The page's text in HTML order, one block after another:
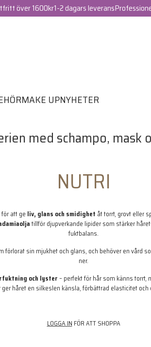
över 1600kr1-2 dagars leverans
MAKE UPNYHETER
NUTRI
för att ge liv, glans och smidighet åt torrt, grovt eller
tillför djupverkande lipider som stärker
fuktbalans.
förlorat sin mjukhet och glans, och behöver en vård
ner.
och lyster– perfekt för hår som känns torrt,
håret en silkeslen känsla, förbättrad elasticitet
LOGGA INFÖR ATT SHOPPA